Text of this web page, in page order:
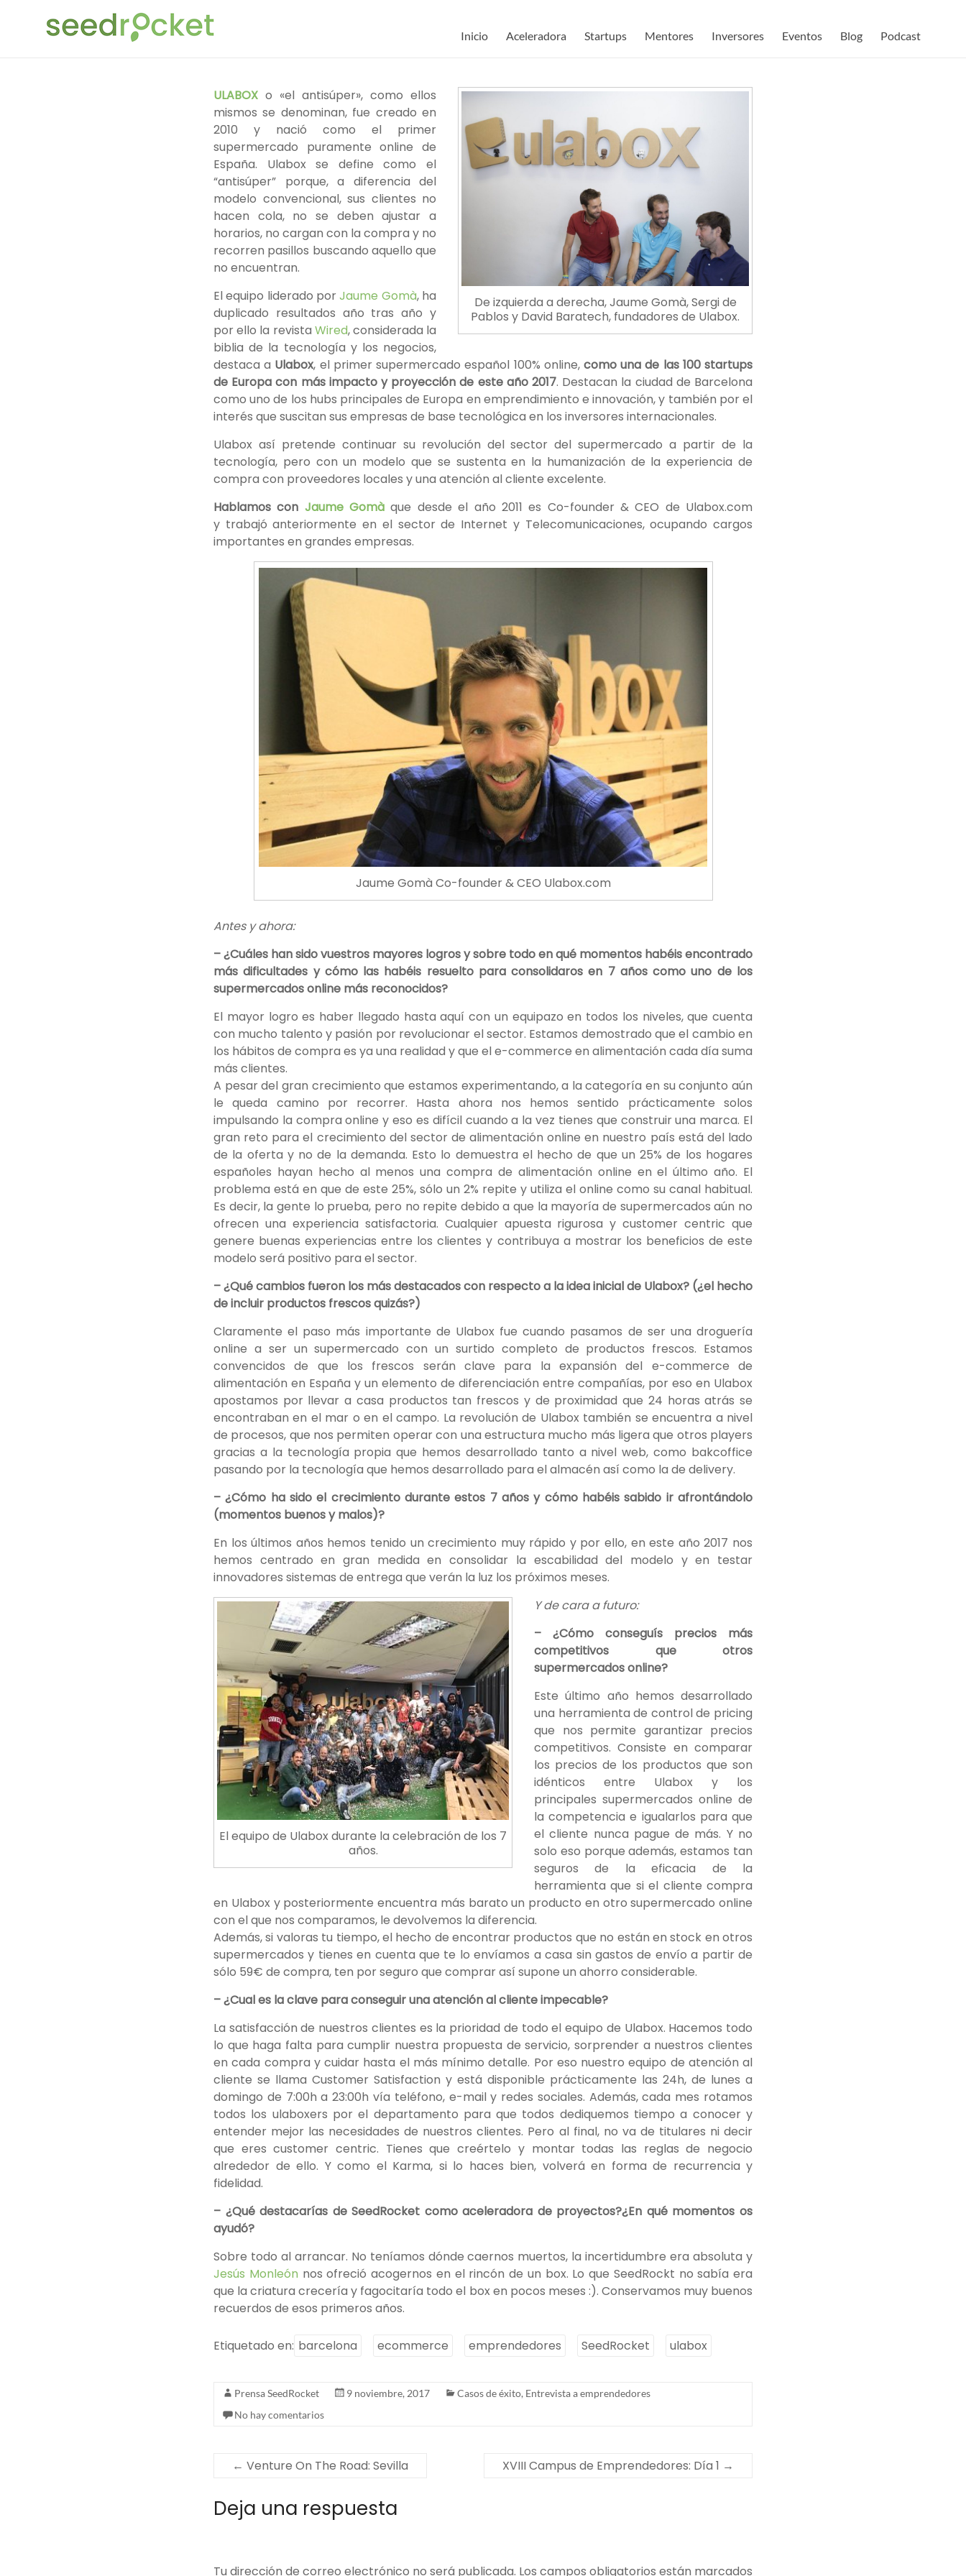
contenidoSeedRocket Inicio Aceleradora Startups Mentores Inversores Eventos Blog Podcast
De izquierda a derecha, Jaume Gomà, Sergi de
Pablos y David Baratech, fundadores de Ulabox.
ULABOX o «el antisúper», como ellos
mismos se denominan, fue creado en
2010 y nació como el primer
supermercado puramente online de
España. Ulabox se define como el
“antisúper” porque, a diferencia del
modelo convencional, sus clientes no
hacen cola, no se deben ajustar a
horarios, no cargan con la compra y no
recorren pasillos buscando aquello que
no encuentran.
El equipo liderado porJaume Gomà, ha
duplicado resultados año tras año y
por ello la revista Wired, considerada la
biblia de la tecnología y los negocios,
destaca a Ulabox, el primer supermercado español 100% online,como una de las 100 startups
de Europa con más impacto y proyección de este año 2017. Destacan la ciudad de Barcelona
como uno de los hubs principales de Europa en emprendimiento e innovación, y también por el
interés que suscitan sus empresas de base tecnológica en los inversores internacionales.
Ulabox así pretende continuar su revolución del sector del supermercado a partir de la
tecnología, pero con un modelo que se sustenta en la humanización de la experiencia de
compra con proveedores locales y una atención al cliente excelente.
Hablamos con Jaume Gomà que desde el año 2011 es Co-founder & CEO de Ulabox.com
y trabajó anteriormente en el sector de Internet y Telecomunicaciones, ocupando cargos
importantes en grandes empresas.
Jaume Gomà Co-founder & CEO Ulabox.com
Antes y ahora:
– ¿Cuáles han sido vuestros mayores logros y sobre todo en qué momentos habéis encontrado
más dificultades y cómo las habéis resuelto para consolidaros en 7 años como uno de los
supermercados online más reconocidos?
El mayor logro es haber llegado hasta aquí con un equipazo en todos los niveles, que cuenta
con mucho talento y pasión por revolucionar el sector. Estamos demostrado que el cambio en
los hábitos de compra es ya una realidad y que el e-commerce en alimentación cada día suma
más clientes.
A pesar del gran crecimiento que estamos experimentando, a la categoría en su conjunto aún
le queda camino por recorrer. Hasta ahora nos hemos sentido prácticamente solos
impulsando la compra online y eso es difícil cuando a la vez tienes que construir una marca. El
gran reto para el crecimiento del sector de alimentación online en nuestro país está del lado
de la oferta y no de la demanda. Esto lo demuestra el hecho de que un 25% de los hogares
españoles hayan hecho al menos una compra de alimentación online en el último año. El
problema está en que de este 25%, sólo un 2% repite y utiliza el online como su canal habitual.
Es decir, la gente lo prueba, pero no repite debido a que la mayoría de supermercados aún no
ofrecen una experiencia satisfactoria. Cualquier apuesta rigurosa y customer centric que
genere buenas experiencias entre los clientes y contribuya a mostrar los beneficios de este
modelo será positivo para el sector.
– ¿Qué cambios fueron los más destacados con respecto a la idea inicial de Ulabox? (¿el hecho
de incluir productos frescos quizás?)
Claramente el paso más importante de Ulabox fue cuando pasamos de ser una droguería
online a ser un supermercado con un surtido completo de productos frescos. Estamos
convencidos de que los frescos serán clave para la expansión del e-commerce de
alimentación en España y un elemento de diferenciación entre compañías, por eso en Ulabox
apostamos por llevar a casa productos tan frescos y de proximidad que 24 horas atrás se
encontraban en el mar o en el campo. La revolución de Ulabox también se encuentra a nivel
de procesos, que nos permiten operar con una estructura mucho más ligera que otros players
gracias a la tecnología propia que hemos desarrollado tanto a nivel web, como bakcoffice
pasando por la tecnología que hemos desarrollado para el almacén así como la de delivery.
– ¿Cómo ha sido el crecimiento durante estos 7 años y cómo habéis sabido ir afrontándolo
(momentos buenos y malos)?
En los últimos años hemos tenido un crecimiento muy rápido y por ello, en este año 2017 nos
hemos centrado en gran medida en consolidar la escabilidad del modelo y en testar
innovadores sistemas de entrega que verán la luz los próximos meses.
El equipo de Ulabox durante la celebración de los 7
años.
Y de cara a futuro:
– ¿Cómo conseguís precios más
competitivos que otros
supermercados online?
Este último año hemos desarrollado
una herramienta de control de pricing
que nos permite garantizar precios
competitivos. Consiste en comparar
los precios de los productos que son
idénticos entre Ulabox y los
principales supermercados online de
la competencia e igualarlos para que
el cliente nunca pague de más. Y no
solo eso porque además, estamos tan
seguros de la eficacia de la
herramienta que si el cliente compra
en Ulabox y posteriormente encuentra más barato un producto en otro supermercado online
con el que nos comparamos, le devolvemos la diferencia.
Además, si valoras tu tiempo, el hecho de encontrar productos que no están en stock en otros
supermercados y tienes en cuenta que te lo envíamos a casa sin gastos de envío a partir de
sólo 59€ de compra, ten por seguro que comprar así supone un ahorro considerable.
– ¿Cual es la clave para conseguir una atención al cliente impecable?
La satisfacción de nuestros clientes es la prioridad de todo el equipo de Ulabox. Hacemos todo
lo que haga falta para cumplir nuestra propuesta de servicio, sorprender a nuestros clientes
en cada compra y cuidar hasta el más mínimo detalle. Por eso nuestro equipo de atención al
cliente se llama Customer Satisfaction y está disponible prácticamente las 24h, de lunes a
domingo de 7:00h a 23:00h vía teléfono, e-mail y redes sociales. Además, cada mes rotamos
todos los ulaboxers por el departamento para que todos dediquemos tiempo a conocer y
entender mejor las necesidades de nuestros clientes. Pero al final, no va de titulares ni decir
que eres customer centric. Tienes que creértelo y montar todas las reglas de negocio
alrededor de ello. Y como el Karma, si lo haces bien, volverá en forma de recurrencia y
fidelidad.
– ¿Qué destacarías de SeedRocket como aceleradora de proyectos?¿En qué momentos os
ayudó?
Sobre todo al arrancar. No teníamos dónde caernos muertos, la incertidumbre era absoluta y
Jesús Monleón nos ofreció acogernos en el rincón de un box. Lo que SeedRockt no sabía era
que la criatura crecería y fagocitaría todo el box en pocos meses :). Conservamos muy buenos
recuerdos de esos primeros años.
Etiquetado en: barcelona ecommerce emprendedores SeedRocket ulabox
Prensa SeedRocket 9 noviembre, 2017 Casos de éxito, Entrevista a emprendedores
No hay comentarios
← Venture On The Road: Sevilla XVIII Campus de Emprendedores: Día 1 →
Deja una respuesta
Tu dirección de correo electrónico no será publicada. Los campos obligatorios están marcados